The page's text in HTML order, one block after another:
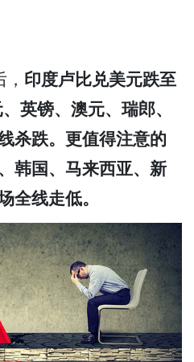
印度卢比兑美元跌至
英镑、澳元、瑞郎、
杀跌。更值得注意的
韩国、马来西亚、新
全线走低。